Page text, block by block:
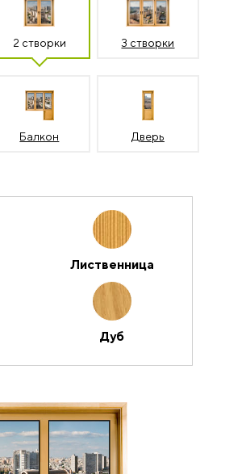
2 створки 3 створки
Балкон Дверь
Лиственница
Дуб